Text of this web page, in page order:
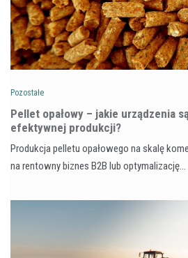
Pozostałe
Pellet opałowy – jakie urządzenia
efektywnej produkcji?
Produkcja pelletu opałowego na skalę
na rentowny biznes B2B lub optymalizację…